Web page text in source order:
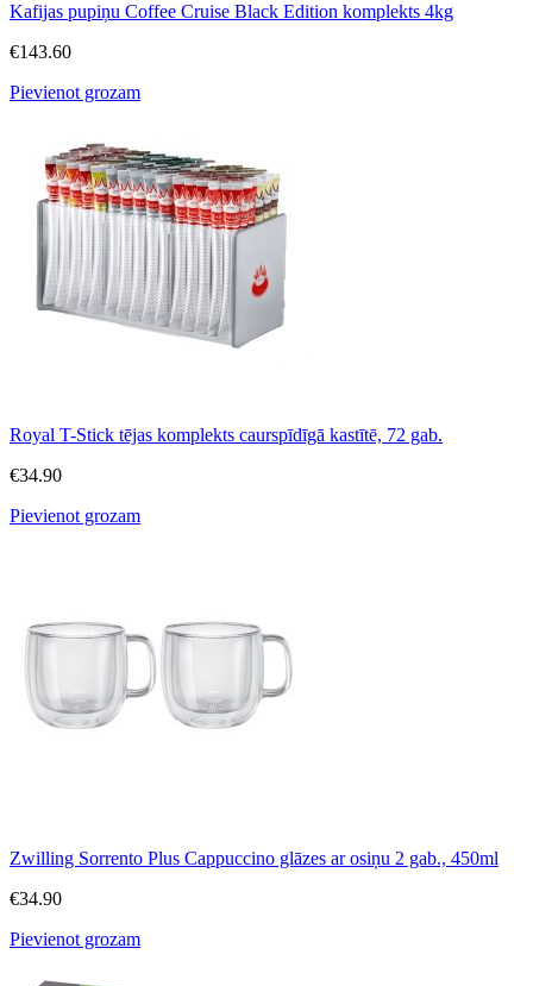
Kafijas pupiņu Coffee Cruise Black Edition komplekts 4kg
€143.60
Pievienot grozam
Royal T-Stick tējas komplekts caurspīdīgā kastītē, 72 gab.
€34.90
Pievienot grozam
Zwilling Sorrento Plus Cappuccino glāzes ar osiņu 2 gab., 450ml
€34.90
Pievienot grozam